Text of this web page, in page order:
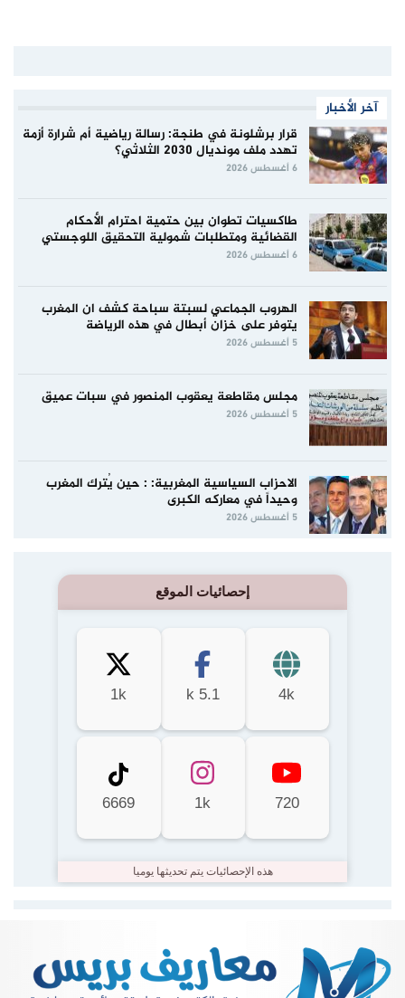
آخر الأخبار
قرار برشلونة في طنجة: رسالة رياضية أم شرارة أزمة
تهدد ملف مونديال 2030 الثلاثي؟
6 أغسطس 2026
طاكسيات تطوان بين حتمية احترام الأحكام
القضائية ومتطلبات شمولية التحقيق اللوجستي
6 أغسطس 2026
الهروب الجماعي لسبتة سباحة كشف ان المغرب
يتوفر على خزان أبطال في هذه الرياضة
5 أغسطس 2026
مجلس مقاطعة يعقوب المنصور في سبات عميق
5 أغسطس 2026
الاحزاب السياسية المغربية: : حين يُترك المغرب
وحيداً في معاركه الكبرى
5 أغسطس 2026
إحصائيات الموقع
4k
5.1 k
1k
720
1k
6669
هذه الإحصائيات يتم تحديثها يوميا